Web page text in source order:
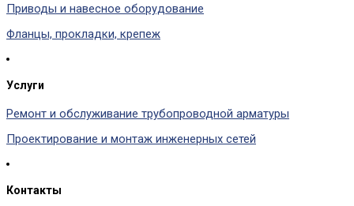
Приводы и навесное оборудование
Фланцы, прокладки, крепеж
Услуги
Ремонт и обслуживание трубопроводной арматуры
Проектирование и монтаж инженерных сетей
Контакты